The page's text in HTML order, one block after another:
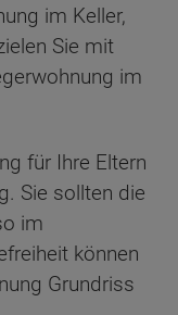
im Keller,
Sie mit
im
für Ihre Eltern
Sie sollten die
im
können
Grundriss